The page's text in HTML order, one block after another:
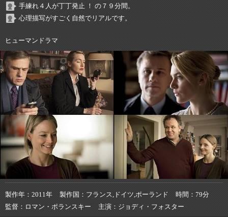
手練れ４人が丁丁発止 ！ の７９分間。
心理描写がすごく自然でリアルです。
ヒューマンドラマ
製作年 2011年 製作国 フランス,ドイツ,ポーランド 時間
79分
監督
ロマン・ポランスキー 主演 ジョディ・フォスター